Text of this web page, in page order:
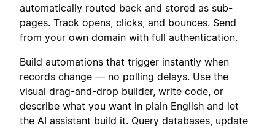
automatically routed back and stored as sub-
pages. Track opens, clicks, and bounces. Send
from your own domain with full authentication.
Build automations that trigger instantly when
records change — no polling delays. Use the
visual drag-and-drop builder, write code, or
describe what you want in plain English and let
the AI assistant build it. Query databases, update